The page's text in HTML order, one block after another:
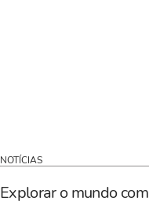
NOTÍCIAS
Explorar o mundo com